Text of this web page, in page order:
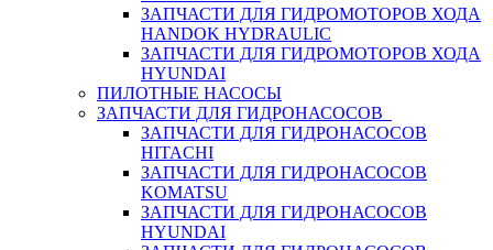
ЗАПЧАСТИ ДЛЯ ГИДРОМОТОРОВ ХОДА
HANDOK HYDRAULIC
ЗАПЧАСТИ ДЛЯ ГИДРОМОТОРОВ ХОДА
HYUNDAI
ПИЛОТНЫЕ НАСОСЫ
ЗАПЧАСТИ ДЛЯ ГИДРОНАСОСОВ
ЗАПЧАСТИ ДЛЯ ГИДРОНАСОСОВ
HITACHI
ЗАПЧАСТИ ДЛЯ ГИДРОНАСОСОВ
KOMATSU
ЗАПЧАСТИ ДЛЯ ГИДРОНАСОСОВ
HYUNDAI